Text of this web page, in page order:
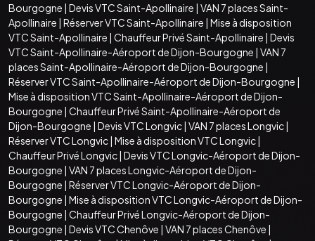
Bourgogne | Devis VTC Saint-Apollinaire | VAN 7 places Saint-
Apollinaire | Réserver VTC Saint-Apollinaire | Mise à disposition
VTC Saint-Apollinaire | Chauffeur Privé Saint-Apollinaire | Devis
VTC Saint-Apollinaire-Aéroport de Dijon-Bourgogne | VAN 7
places Saint-Apollinaire-Aéroport de Dijon-Bourgogne |
Réserver VTC Saint-Apollinaire-Aéroport de Dijon-Bourgogne |
Mise à disposition VTC Saint-Apollinaire-Aéroport de Dijon-
Bourgogne | Chauffeur Privé Saint-Apollinaire-Aéroport de
Dijon-Bourgogne | Devis VTC Longvic| VAN 7 places Longvic|
Réserver VTC Longvic| Mise à disposition VTC Longvic|
Chauffeur Privé Longvic| Devis VTC Longvic-Aéroport de Dijon-
Bourgogne | VAN 7 places Longvic-Aéroport de Dijon-
Bourgogne | Réserver VTC Longvic-Aéroport de Dijon-
Bourgogne | Mise à disposition VTC Longvic-Aéroport de Dijon-
Bourgogne | Chauffeur Privé Longvic-Aéroport de Dijon-
Bourgogne | Devis VTC Chenôve | VAN 7 places Chenôve |